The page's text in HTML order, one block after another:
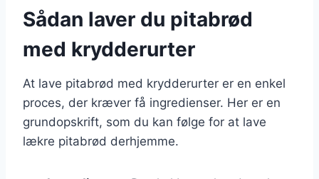
Sådan laver du pitabrød
med krydderurter
At lave pitabrød med krydderurter er en enkel
proces, der kræver få ingredienser. Her er en
grundopskrift, som du kan følge for at lave
lækre pitabrød derhjemme.